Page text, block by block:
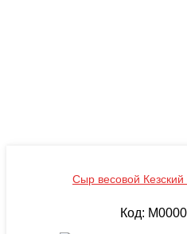
Сыр весовой Кезский
Код: